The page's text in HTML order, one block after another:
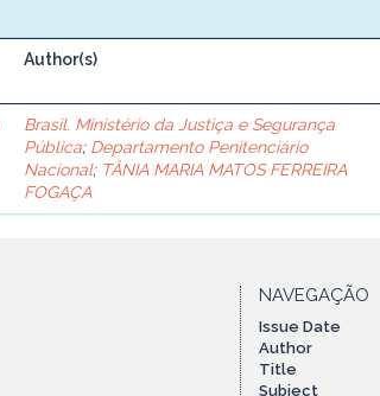
Author(s)
Brasil. Ministério da Justiça e Segurança
Pública; Departamento Penitenciário
Nacional; TÂNIA MARIA MATOS FERREIRA
FOGAÇA
NAVEGAÇÃO
Issue Date
Author
Title
Subject